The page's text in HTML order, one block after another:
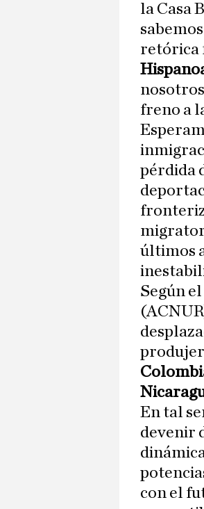
la Casa
retórica
freno a
pérdida
últimos
Según
En tal
devenir
con el